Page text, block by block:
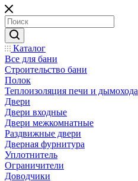
Каталог
Все для бани
Строительство бани
Полок
Теплоизоляция печи и дымохода
Двери
Двери входные
Двери межкомнатные
Раздвижные двери
Дверная фурнитура
Уплотнитель
Ограничители
Доводчики